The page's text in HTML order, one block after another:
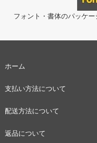
フォント・書体のパッケ
ホーム
支払い方法について
配送方法について
返品について